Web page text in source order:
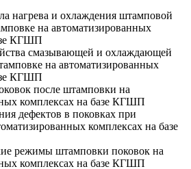
нагрева и охлаждения штамповой
на автоматизированных
КГШП
смазывающей и охлаждающей
на автоматизированных
КГШП
после штамповки на
комплексах на базе КГШП
дефектов в поковках при
комплексах на базе
режимы штамповки поковок на
комплексах на базе КГШП